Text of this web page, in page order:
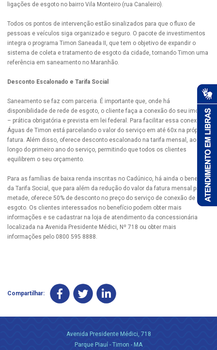
ligações de esgoto no bairro Vila Monteiro (rua Canaleiro).
Todos os pontos de intervenção estão sinalizados para que o fluxo de
pessoas e veículos siga organizado e seguro. O pacote de investimentos
integra o programa Timon Saneada II, que tem o objetivo de expandir o
sistema de coleta e tratamento de esgoto da cidade, tornando Timon uma
referência em saneamento no Maranhão.
Desconto Escalonado e Tarifa Social
Saneamento se faz com parceria. É importante que, onde há
disponibilidade de rede de esgoto, o cliente faça a conexão do seu imóvel
– prática obrigatória e prevista em lei federal. Para facilitar essa conexão, a
Águas de Timon está parcelando o valor do serviço em até 60x na própria
fatura. Além disso, oferece desconto escalonado na tarifa mensal, ao
longo do primeiro ano do serviço, permitindo que todos os clientes
equilibrem o seu orçamento.
Para as famílias de baixa renda inscritas no Cadúnico, há ainda o benefício
da Tarifa Social, que para além da redução do valor da fatura mensal para a
metade, oferece 50% de desconto no preço do serviço de conexão de
esgoto. Os clientes interessados no benefício podem obter mais
informações e se cadastrar na loja de atendimento da concessionária
localizada na Avenida Presidente Médici, Nº 718 ou obter mais
informações pelo 0800 595 8888.
Compartilhar:
Avenida Presidente Médici, 718
Parque Piauí - Timon - MA